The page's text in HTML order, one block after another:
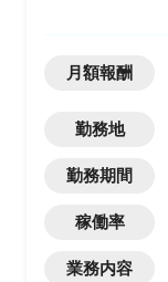
月額報酬
勤務地
勤務期間
稼働率
業務内容